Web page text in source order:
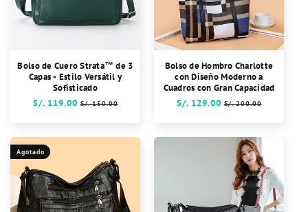
Bolso de Cuero Strata™ de 3
Capas - Estilo Versátil y
Sofisticado
Precio
S/. 119.00 Precio
S/. 150.00
Bolso de Hombro Charlotte
con Diseño Moderno a
Cuadros con Gran Capacidad
Precio
S/. 129.00 Precio
S/. 200.00
Agotado